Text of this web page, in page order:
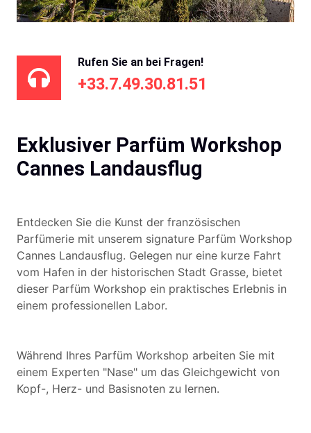
Rufen Sie an bei Fragen!
+33.7.49.30.81.51
Exklusiver Parfüm Workshop
Cannes Landausflug
Entdecken Sie die Kunst der französischen
Parfümerie mit unserem signature Parfüm Workshop
Cannes Landausflug. Gelegen nur eine kurze Fahrt
vom Hafen in der historischen Stadt Grasse, bietet
dieser Parfüm Workshop ein praktisches Erlebnis in
einem professionellen Labor.
Während Ihres Parfüm Workshop arbeiten Sie mit
einem Experten "Nase" um das Gleichgewicht von
Kopf-, Herz- und Basisnoten zu lernen.